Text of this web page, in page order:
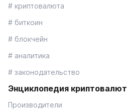
# криптовалюта
# биткоин
# блокчейн
# аналитика
# законодательство
Энциклопедия криптовалют
Производители